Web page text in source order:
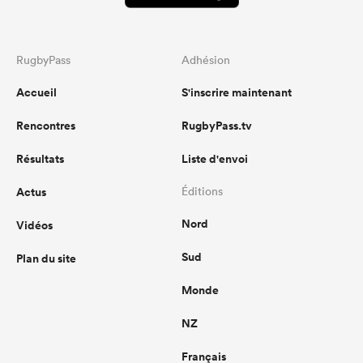
RugbyPass
Accueil
Rencontres
Résultats
Actus
Vidéos
Plan du site
Adhésion
S'inscrire maintenant
RugbyPass.tv
Liste d'envoi
Éditions
Nord
Sud
Monde
NZ
Français